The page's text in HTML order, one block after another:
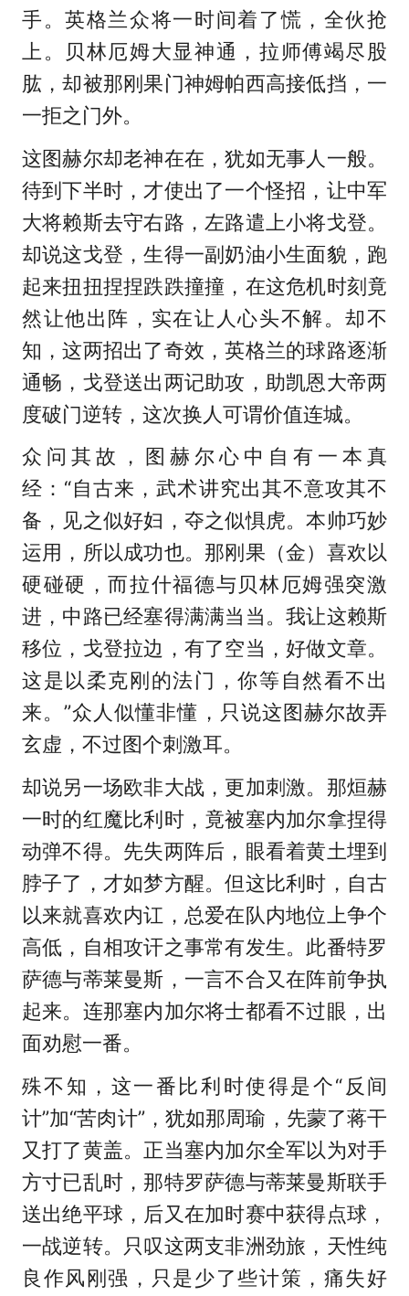
手。英格兰众将一时间着了慌，全伙抢
上。贝林厄姆大显神通，拉师傅竭尽股
肱，却被那刚果门神姆帕西高接低挡，一
一拒之门外。
这图赫尔却老神在在，犹如无事人一般。
待到下半时，才使出了一个怪招，让中军
大将赖斯去守右路，左路遣上小将戈登。
却说这戈登，生得一副奶油小生面貌，跑
起来扭扭捏捏跌跌撞撞，在这危机时刻竟
然让他出阵，实在让人心头不解。却不
知，这两招出了奇效，英格兰的球路逐渐
通畅，戈登送出两记助攻，助凯恩大帝两
度破门逆转，这次换人可谓价值连城。
众问其故，图赫尔心中自有一本真
经：“自古来，武术讲究出其不意攻其不
备，见之似好妇，夺之似惧虎。本帅巧妙
运用，所以成功也。那刚果（金）喜欢以
硬碰硬，而拉什福德与贝林厄姆强突激
进，中路已经塞得满满当当。我让这赖斯
移位，戈登拉边，有了空当，好做文章。
这是以柔克刚的法门，你等自然看不出
来。”众人似懂非懂，只说这图赫尔故弄
玄虚，不过图个刺激耳。
却说另一场欧非大战，更加刺激。那烜赫
一时的红魔比利时，竟被塞内加尔拿捏得
动弹不得。先失两阵后，眼看着黄土埋到
脖子了，才如梦方醒。但这比利时，自古
以来就喜欢内讧，总爱在队内地位上争个
高低，自相攻讦之事常有发生。此番特罗
萨德与蒂莱曼斯，一言不合又在阵前争执
起来。连那塞内加尔将士都看不过眼，出
面劝慰一番。
殊不知，这一番比利时使得是个“反间
计”加“苦肉计”，犹如那周瑜，先蒙了蒋干
又打了黄盖。正当塞内加尔全军以为对手
方寸已乱时，那特罗萨德与蒂莱曼斯联手
送出绝平球，后又在加时赛中获得点球，
一战逆转。只叹这两支非洲劲旅，天性纯
良作风刚强，只是少了些计策，痛失好